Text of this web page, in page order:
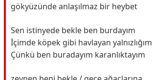
gökyüzünde anlaşılmaz bir heybet
Sen istinyede bekle ben burdayım
İçimde köpek gibi havlayan yalnızlığım
Çünkü ben buradayım karanlıktayım